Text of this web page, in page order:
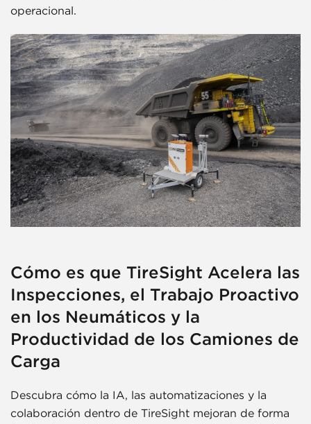
operacional.
Cómo es que TireSight Acelera las
Inspecciones, el Trabajo Proactivo
en los Neumáticos y la
Productividad de los Camiones de
Carga
Descubra cómo la IA, las automatizaciones y la
colaboración dentro de TireSight mejoran de forma